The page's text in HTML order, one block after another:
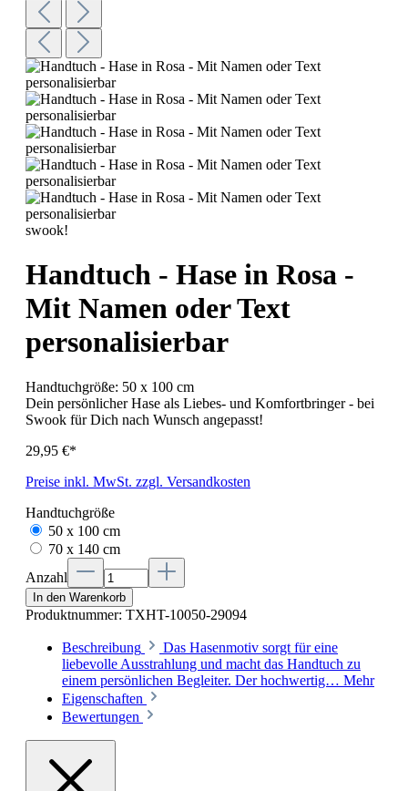
swook!
Handtuch - Hase in Rosa -
Mit Namen oder Text
personalisierbar
Handtuchgröße: 50 x 100 cm
Dein persönlicher Hase als Liebes- und Komfortbringer - bei
Swook für Dich nach Wunsch angepasst!
29,95 €*
Preise inkl. MwSt. zzgl. Versandkosten
Handtuchgröße
50 x 100 cm
70 x 140 cm
Anzahl
In den Warenkorb
Produktnummer: TXHT-10050-29094
Beschreibung
Das Hasenmotiv sorgt für eine
liebevolle Ausstrahlung und macht das Handtuch zu
einem persönlichen Begleiter. Der hochwertig… Mehr
Eigenschaften
Bewertungen